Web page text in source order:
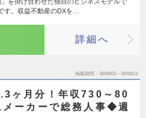
す。収益不動産のDXを…
詳細へ
掲載期間 26/08/03～26/09/13
ヶ月分！年収730～80
ーカーで総務人事◆週